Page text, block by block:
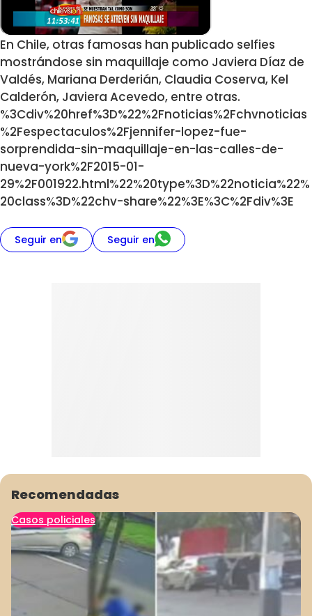
En Chile, otras famosas han publicado selfies
mostrándose sin maquillaje como Javiera Díaz de
Valdés, Mariana Derderián, Claudia Coserva, Kel
Calderón, Javiera Acevedo, entre otras.
%3Cdiv%20href%3D%22%2Fnoticias%2Fchvnoticias
%2Fespectaculos%2Fjennifer-lopez-fue-
sorprendida-sin-maquillaje-en-las-calles-de-
nueva-york%2F2015-01-
29%2F001922.html%22%20type%3D%22noticia%22%
20class%3D%22chv-share%22%3E%3C%2Fdiv%3E
Seguir en Seguir en
Recomendadas
Casos policiales